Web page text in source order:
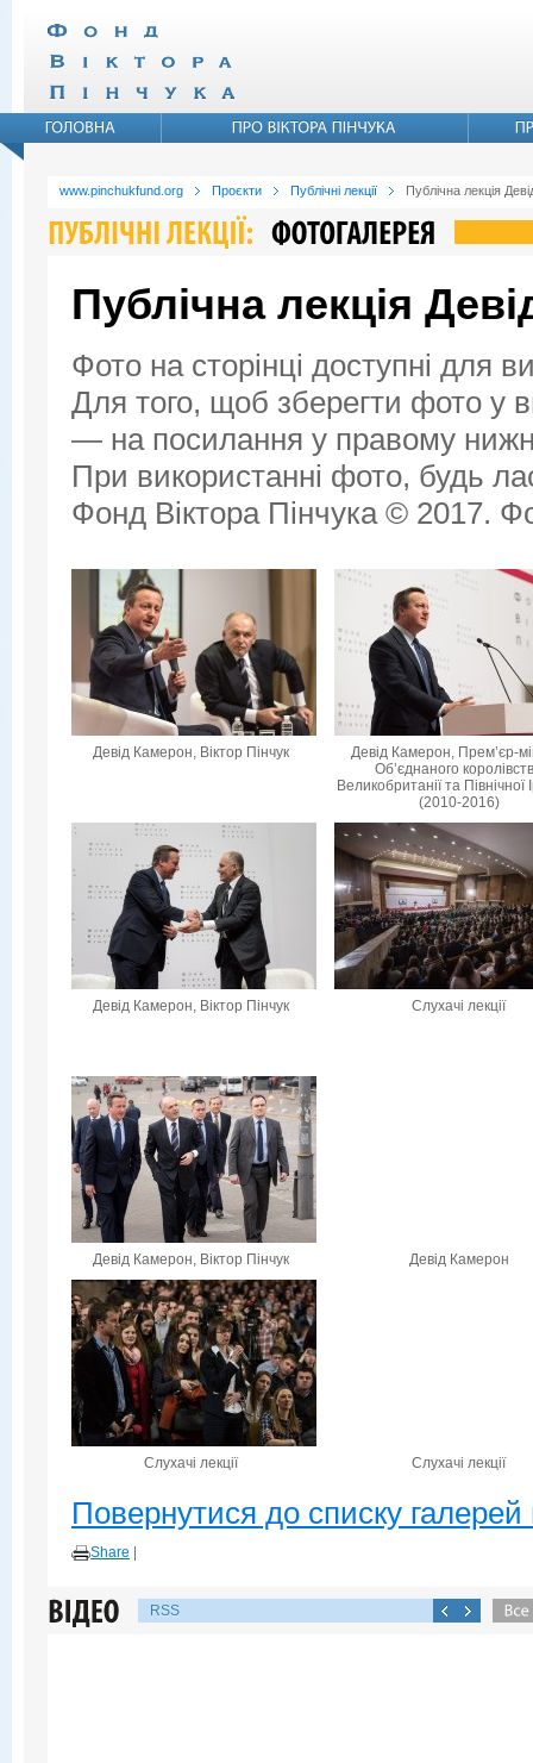
www.pinchukfund.org Проєкти Публічні лекції Публічна лекція
Публічна лекція
Фото на сторінці доступні для
Для того, щоб зберегти фото у
— на посилання у правому
При використанні фото, будь
Фонд Віктора Пінчука © 2017.
Девід Камерон, Віктор Пінчук
Девід Камерон, Прем’єр-
Об’єднаного
Великобританії та Північної
(2010-2016)
Девід Камерон, Віктор Пінчук Слухачі лекції
Девід Камерон, Віктор Пінчук Девід Камерон
Слухачі лекції Слухачі лекції
Повернутися до списку галерей
Share
RSS